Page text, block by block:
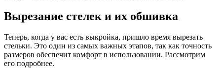
Вырезание стелек и их обшивка
Теперь, когда у вас есть выкройка, пришло время вырезать
стельки. Это один из самых важных этапов, так как точность
размеров обеспечит комфорт в использовании. Рассмотрим
его подробнее.